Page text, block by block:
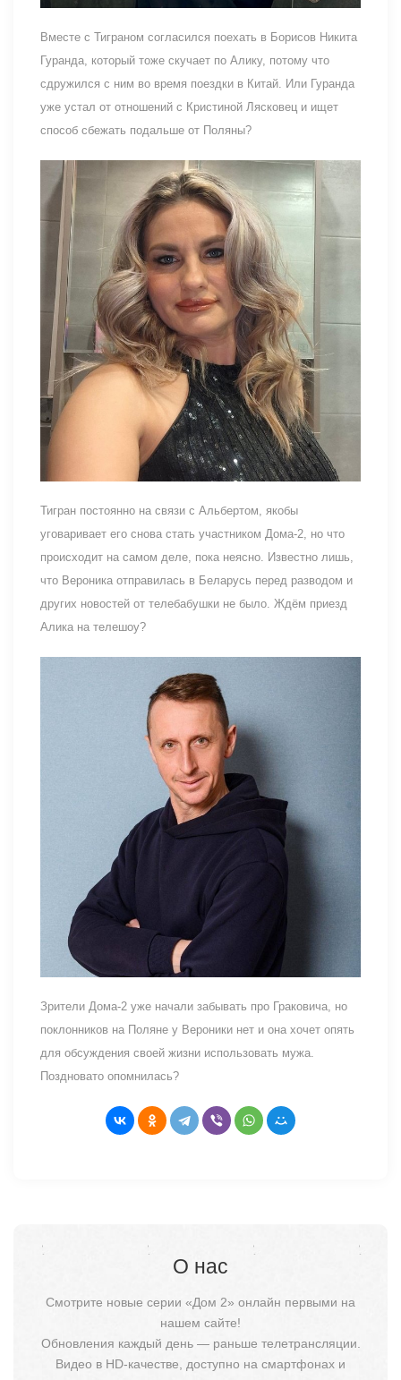
Вместе с Тиграном согласился поехать в Борисов Никита
Гуранда, который тоже скучает по Алику, потому что
сдружился с ним во время поездки в Китай. Или Гуранда
уже устал от отношений с Кристиной Лясковец и ищет
способ сбежать подальше от Поляны?
Тигран постоянно на связи с Альбертом, якобы
уговаривает его снова стать участником Дома-2, но что
происходит на самом деле, пока неясно. Известно лишь,
что Вероника отправилась в Беларусь перед разводом и
других новостей от телебабушки не было. Ждём приезд
Алика на телешоу?
Зрители Дома-2 уже начали забывать про Граковича, но
поклонников на Поляне у Вероники нет и она хочет опять
для обсуждения своей жизни использовать мужа.
Поздновато опомнилась?
О нас
Смотрите новые серии «Дом 2» онлайн первыми на
нашем сайте!
Обновления каждый день — раньше телетрансляции.
Видео в HD-качестве, доступно на смартфонах и